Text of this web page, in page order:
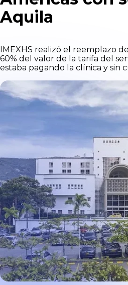
Aquila
IMEXHS realizó el reemplazo
60% del valor de la tarifa del
estaba pagando la clínica y sin